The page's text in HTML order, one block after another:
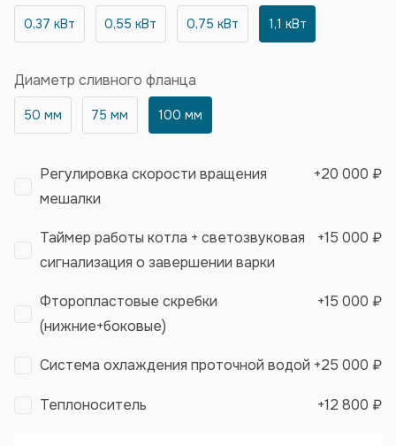
0,37 кВт 0,55 кВт 0,75 кВт 1,1 кВт
Диаметр сливного фланца
50 мм 75 мм 100 мм
Регулировка скорости вращения
мешалки
+20 000 ₽
Таймер работы котла + светозвуковая
сигнализация о завершении варки
+15 000 ₽
Фторопластовые скребки
(нижние+боковые)
+15 000 ₽
Система охлаждения проточной водой +25 000 ₽
Теплоноситель +12 800 ₽